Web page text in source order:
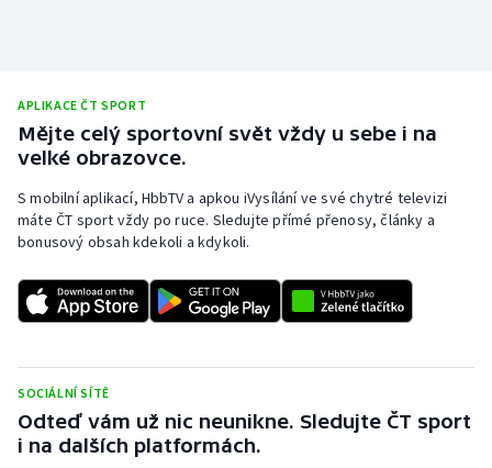
APLIKACE ČT SPORT
Mějte celý sportovní svět vždy u sebe i na
velké obrazovce.
S mobilní aplikací, HbbTV a apkou iVysílání ve své chytré televizi
máte ČT sport vždy po ruce. Sledujte přímé přenosy, články a
bonusový obsah kdekoli a kdykoli.
SOCIÁLNÍ SÍTĚ
Odteď vám už nic neunikne. Sledujte ČT sport
i na dalších platformách.